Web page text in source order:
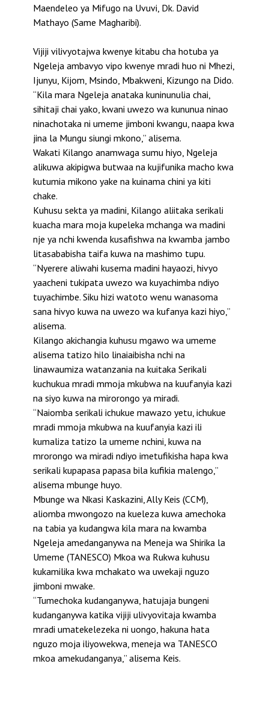
Maendeleo ya Mifugo na Uvuvi, Dk. David
Mathayo (Same Magharibi).
Vijiji vilivyotajwa kwenye kitabu cha hotuba ya
Ngeleja ambavyo vipo kwenye mradi huo ni Mhezi,
Ijunyu, Kijom, Msindo, Mbakweni, Kizungo na Dido.
“Kila mara Ngeleja anataka kuninunulia chai,
sihitaji chai yako, kwani uwezo wa kununua ninao
ninachotaka ni umeme jimboni kwangu, naapa kwa
jina la Mungu siungi mkono,” alisema.
Wakati Kilango anamwaga sumu hiyo, Ngeleja
alikuwa akipigwa butwaa na kujifunika macho kwa
kutumia mikono yake na kuinama chini ya kiti
chake.
Kuhusu sekta ya madini, Kilango aliitaka serikali
kuacha mara moja kupeleka mchanga wa madini
nje ya nchi kwenda kusafishwa na kwamba jambo
litasababisha taifa kuwa na mashimo tupu.
“Nyerere aliwahi kusema madini hayaozi, hivyo
yaacheni tukipata uwezo wa kuyachimba ndiyo
tuyachimbe. Siku hizi watoto wenu wanasoma
sana hivyo kuwa na uwezo wa kufanya kazi hiyo,”
alisema.
Kilango akichangia kuhusu mgawo wa umeme
alisema tatizo hilo linaiaibisha nchi na
linawaumiza watanzania na kuitaka Serikali
kuchukua mradi mmoja mkubwa na kuufanyia kazi
na siyo kuwa na mirorongo ya miradi.
“Naiomba serikali ichukue mawazo yetu, ichukue
mradi mmoja mkubwa na kuufanyia kazi ili
kumaliza tatizo la umeme nchini, kuwa na
mrorongo wa miradi ndiyo imetufikisha hapa kwa
serikali kupapasa papasa bila kufikia malengo,”
alisema mbunge huyo.
Mbunge wa Nkasi Kaskazini, Ally Keis (CCM),
aliomba mwongozo na kueleza kuwa amechoka
na tabia ya kudangwa kila mara na kwamba
Ngeleja amedanganywa na Meneja wa Shirika la
Umeme (TANESCO) Mkoa wa Rukwa kuhusu
kukamilika kwa mchakato wa uwekaji nguzo
jimboni mwake.
“Tumechoka kudanganywa, hatujaja bungeni
kudanganywa katika vijiji ulivyovitaja kwamba
mradi umatekelezeka ni uongo, hakuna hata
nguzo moja iliyowekwa, meneja wa TANESCO
mkoa amekudanganya,” alisema Keis.